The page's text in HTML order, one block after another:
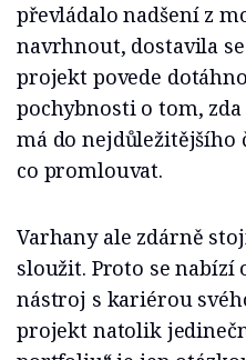
převládalo nadšení z
navrhnout, dostavila se
projekt povede
pochybnosti o tom,
má do nejdůležitějšího
co promlouvat.
Varhany ale zdárně
sloužit. Proto se nabízí
nástroj s kariérou
projekt natolik